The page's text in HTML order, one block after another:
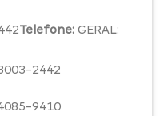
Telefone: GERAL:
2442
9410